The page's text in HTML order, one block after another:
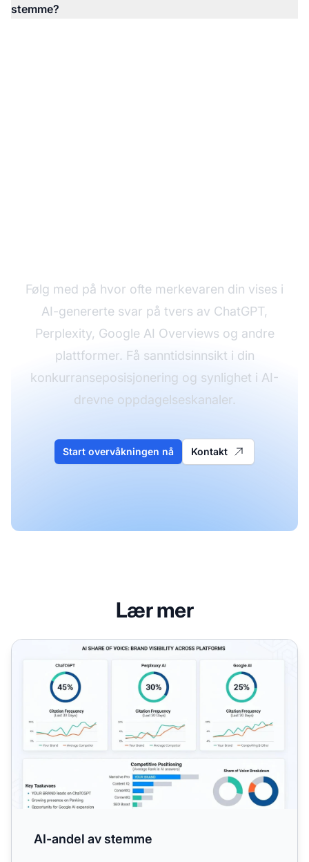
stemme?
Følg med på hvor ofte merkevaren din vises i
AI-genererte svar på tvers av ChatGPT,
Perplexity, Google AI Overviews og andre
plattformer. Få sanntidsinnsikt i din
konkurranseposisjonering og synlighet i AI-
drevne oppdagelseskanaler.
Start overvåkningen nå Kontakt
Lær mer
AI-andel av stemme
AI-andel av stemme